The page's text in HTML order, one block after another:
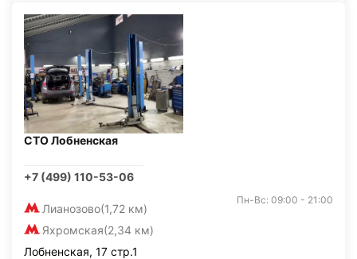
СТО Лобненская
+7 (499) 110-53-06
Лианозово(1,72 км)
Яхромская(2,34 км)
Пн-Вс: 09:00 - 21:00
Лобненская, 17 стр.1